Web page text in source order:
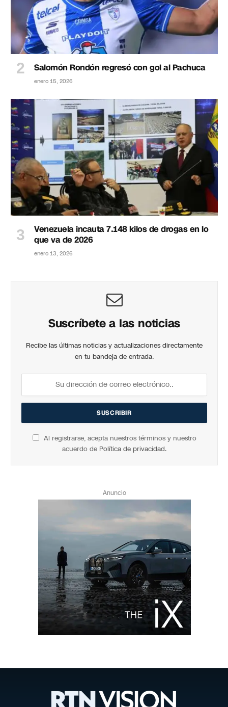
Salomón Rondón regresó con gol al Pachuca
enero 15, 2026
Venezuela incauta 7.148 kilos de drogas en lo
que va de 2026
enero 13, 2026
Suscríbete a las noticias
Recibe las últimas noticias y actualizaciones directamente
en tu bandeja de entrada.
Al registrarse, acepta nuestros términos y nuestro
acuerdo de Política de privacidad.
Anuncio